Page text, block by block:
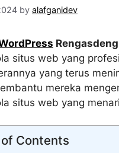
by alafganidev
situs web yang
yang terus
mereka
situs web yang
Contents